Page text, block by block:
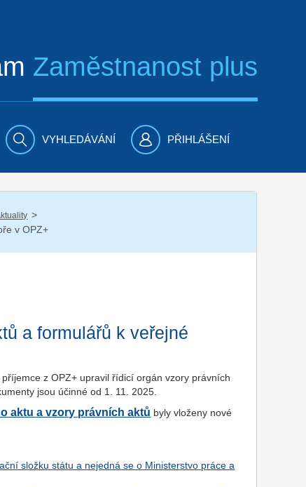
Zaměstnanost plus
VYHLEDÁVÁNÍ PŘIHLÁŠENÍ
/
v OPZ+
a formulářů k veřejné
z OPZ+ upravil řídicí orgán vzory právních
jsou účinné od 1. 11. 2025.
aktu a vzory právních aktů byly vloženy nové
složku státu a nejedná se o Ministerstvo práce a